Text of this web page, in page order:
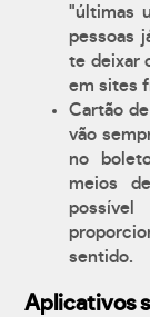
"últimas
pessoas
te deixar
em sites
Cartão
vão
no
meios
sentido.
Aplicativos